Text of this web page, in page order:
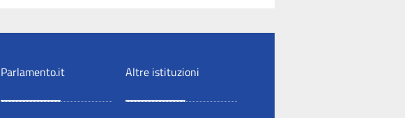
Parlamento.it Altre istituzioni